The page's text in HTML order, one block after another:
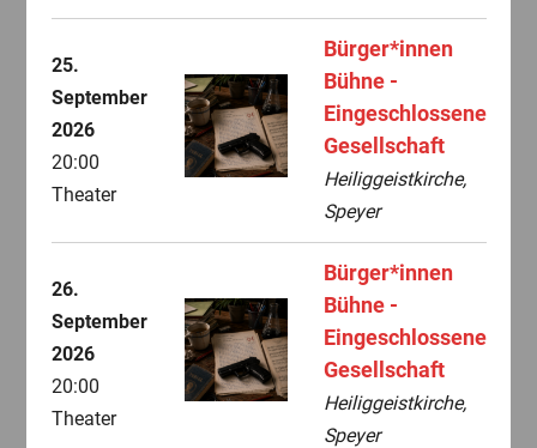
25.
September
2026
20:00
Theater
Bürger*innen
Bühne -
Eingeschlossene
Gesellschaft
Heiliggeistkirche,
Speyer
26.
September
2026
20:00
Theater
Bürger*innen
Bühne -
Eingeschlossene
Gesellschaft
Heiliggeistkirche,
Speyer